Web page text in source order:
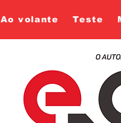
Ao volante Teste